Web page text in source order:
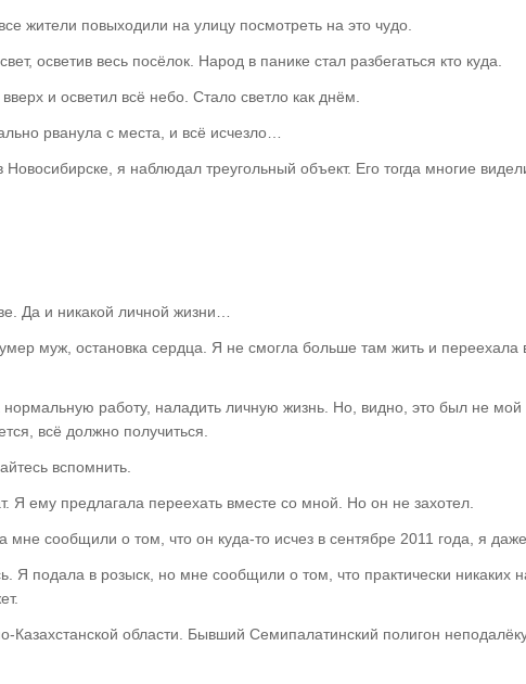
жители повыходили на улицу посмотреть на это чудо.
осветив весь посёлок. Народ в панике стал разбегаться кто куда.
и осветил всё небо. Стало светло как днём.
рванула с места, и всё исчезло…
я наблюдал треугольный объект. Его тогда многие
Да и никакой личной жизни…
муж, остановка сердца. Я не смогла больше там жить и переехала
нормальную работу, наладить личную жизнь. Но, видно, это был не мой
всё должно получиться.
вспомнить.
Я ему предлагала переехать вместе со мной. Но он не захотел.
мне сообщили о том, что он куда-то исчез в сентябре 2011 года, я
Я подала в розыск, но мне сообщили о том, что практически никаких
Казахстанской области. Бывший Семипалатинский полигон